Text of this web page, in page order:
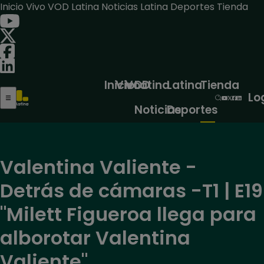
Inicio Vivo VOD Latina Noticias Latina Deportes Tienda
Inicio
Vivo
VOD
Latina
Noticias
Latina
Deportes
Tienda
Valentina Valiente -
Detrás de cámaras -T1 | E19
"Milett Figueroa llega para
alborotar Valentina